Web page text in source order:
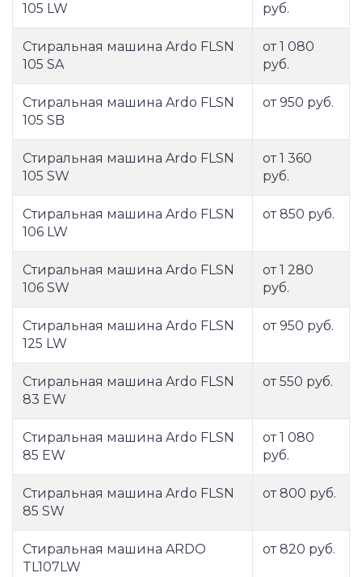
105 LW
руб.
Стиральная машина Ardo FLSN
105 SA
от 1 080
руб.
Стиральная машина Ardo FLSN
105 SB
от 950 руб.
Стиральная машина Ardo FLSN
105 SW
от 1 360
руб.
Стиральная машина Ardo FLSN
106 LW
от 850 руб.
Стиральная машина Ardo FLSN
106 SW
от 1 280
руб.
Стиральная машина Ardo FLSN
125 LW
от 950 руб.
Стиральная машина Ardo FLSN
83 EW
от 550 руб.
Стиральная машина Ardo FLSN
85 EW
от 1 080
руб.
Стиральная машина Ardo FLSN
85 SW
от 800 руб.
Стиральная машина ARDO
TL107LW
от 820 руб.